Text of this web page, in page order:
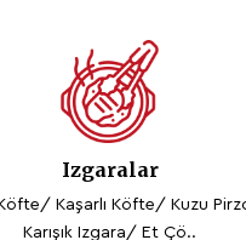
Izgaralar
Kaşarlı Köfte/ Kuzu
Karışık Izgara/ Et Çö..